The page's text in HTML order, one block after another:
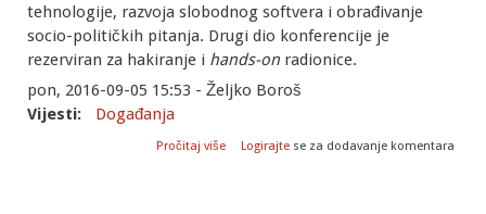
tehnologije, razvoja slobodnog softvera i obrađivanje
socio-političkih pitanja. Drugi dio konferencije je
rezerviran za hakiranje i hands-on radionice.
pon, 2016-09-05 15:53 - Željko Boroš
Vijesti:
Događanja
Pročitaj više
o Konferencija BalcCon 2k16 u Novom
Logirajte se za dodavanje komentara